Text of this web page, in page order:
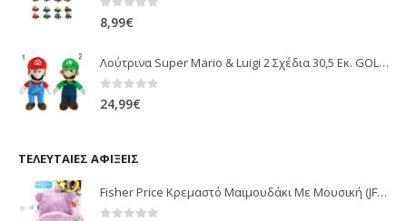
0 out of 5
8,99€
Λούτρινα Super Mario & Luigi 2 Σχέδια 30,5 Εκ. GOL13769
0 out of 5
24,99€
ΤΕΛΕΥΤΑΊΕΣ ΑΦΊΞΕΙΣ
Fisher Price Κρεμαστό Μαϊμουδάκι Με Μουσική (JFF02)